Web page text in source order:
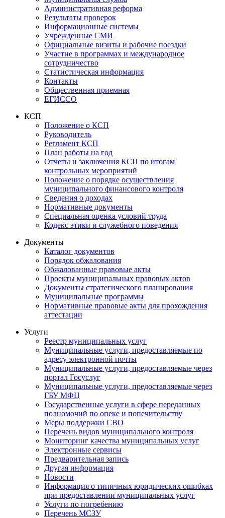
Административная реформа
Результаты проверок
Информационные системы
Учрежденные СМИ
Официальные визиты и рабочие поездки
Участие в программах и международное
сотрудничество
Статистическая информация
Контакты
Общественная приемная
ЕГИССО
КСП
Положение о КСП
Руководитель
Регламент КСП
План работы на год
Отчеты и заключения КСП по итогам
контрольных мероприятий
Положение о порядке осуществления
муниципального финансового контроля
Сведения о доходах
Нормативные документы
Специальная оценка условий труда
Кодекс этики и служебного поведения
Документы
Каталог документов
Порядок обжалования
Обжалованные правовые акты
Проекты муниципальных правовых актов
Документы стратегического планирования
Муниципальные программы
Нормативные правовые акты для прохождения
аттестации
Услуги
Реестр муниципальных услуг
Муниципальные услуги, предоставляемые по
адресу электронной почты
Муниципальные услуги, предоставляемые через
портал Госуслуг
Муниципальные услуги, предоставляемые через
ГБУ МФЦ
Государственные услуги в сфере переданных
полномочий по опеке и попечительству
Меры поддержки СВО
Перечень видов муниципального контроля
Мониторинг качества муниципальных услуг
Электронные сервисы
Предварительная запись
Другая информация
Новости
Информация о типичных юридических ошибках
при предоставлении муниципальных услуг
Услуги по погребению
Перечень МСЗУ